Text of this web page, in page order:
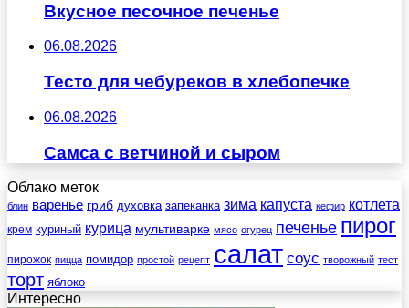
Вкусное песочное печенье
06.08.2026
Тесто для чебуреков в хлебопечке
06.08.2026
Самса с ветчиной и сыром
Облако меток
блин варенье гриб духовка запеканка зима капуста кефир котлета
крем куриный курица мультиварке мясо огурец печенье пирог
пирожок пицца помидор простой рецепт салат соус творожный тест
торт яблоко
Интересно